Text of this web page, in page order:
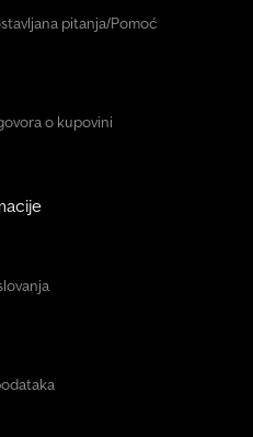
pitanja/Pomoć
o kupovini